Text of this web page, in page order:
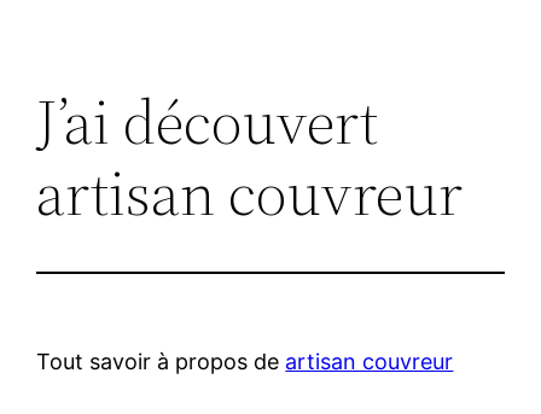
J’ai découvert
artisan couvreur
Tout savoir à propos de artisan couvreur